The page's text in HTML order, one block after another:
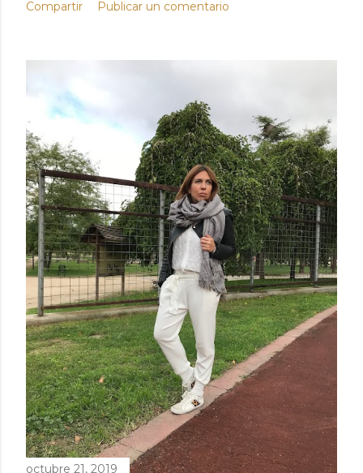
Compartir Publicar un comentario
octubre 21, 2019